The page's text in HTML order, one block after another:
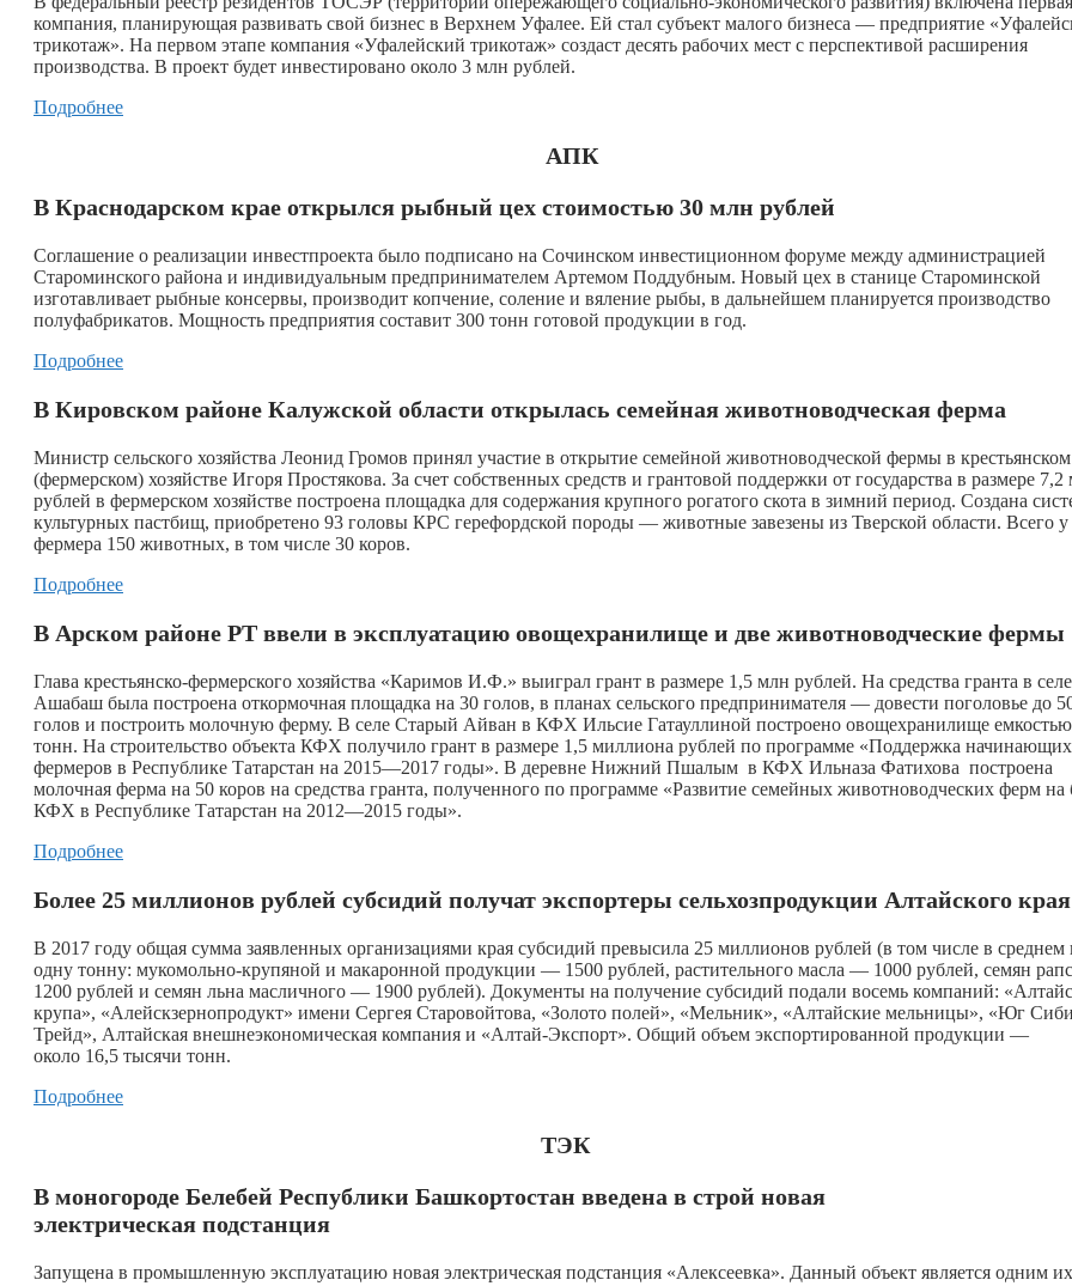
компания, планирующая развивать свой бизнес в Верхнем Уфалее. Ей стал субъект малого бизнеса — предприятие
трикотаж». На первом этапе компания «Уфалейский трикотаж» создаст десять рабочих мест с перспективой расширения
производства. В проект будет инвестировано около 3 млн рублей.
Подробнее
АПК
В Краснодарском крае открылся рыбный цех стоимостью 30 млн рублей
Соглашение о реализации инвестпроекта было подписано на Сочинском инвестиционном форуме между администрацией
Староминского района и индивидуальным предпринимателем Артемом Поддубным. Новый цех в станице Староминской
изготавливает рыбные консервы, производит копчение, соление и вяление рыбы, в дальнейшем планируется производство
полуфабрикатов. Мощность предприятия составит 300 тонн готовой продукции в год.
Подробнее
В Кировском районе Калужской области открылась семейная животноводческая ферма
Министр сельского хозяйства Леонид Громов принял участие в открытие семейной животноводческой фермы в крестьянском
(фермерском) хозяйстве Игоря Простякова. За счет собственных средств и грантовой поддержки от государства в размере 7,2
рублей в фермерском хозяйстве построена площадка для содержания крупного рогатого скота в зимний период. Создана
культурных пастбищ, приобретено 93 головы КРС герефордской породы — животные завезены из Тверской области. Всего у
фермера 150 животных, в том числе 30 коров.
Подробнее
В Арском районе РТ ввели в эксплуатацию овощехранилище и две животноводческие фермы
Глава крестьянско-фермерского хозяйства «Каримов И.Ф.» выиграл грант в размере 1,5 млн рублей. На средства гранта в селе
Ашабаш была построена откормочная площадка на 30 голов, в планах сельского предпринимателя — довести поголовье до
голов и построить молочную ферму. В селе Старый Айван в КФХ Ильсие Гатауллиной построено овощехранилище
тонн. На строительство объекта КФХ получило грант в размере 1,5 миллиона рублей по программе «Поддержка начинающих
фермеров в Республике Татарстан на 2015—2017 годы». В деревне Нижний Пшалым в КФХ Ильназа Фатихова построена
молочная ферма на 50 коров на средства гранта, полученного по программе «Развитие семейных животноводческих ферм на
КФХ в Республике Татарстан на 2012—2015 годы».
Подробнее
Более 25 миллионов рублей субсидий получат экспортеры сельхозпродукции Алтайского края
В 2017 году общая сумма заявленных организациями края субсидий превысила 25 миллионов рублей (в том числе в среднем
одну тонну: мукомольно-крупяной и макаронной продукции — 1500 рублей, растительного масла — 1000 рублей, семян
1200 рублей и семян льна масличного — 1900 рублей). Документы на получение субсидий подали восемь компаний:
крупа», «Алейскзернопродукт» имени Сергея Старовойтова, «Золото полей», «Мельник», «Алтайские мельницы», «Юг
Трейд», Алтайская внешнеэкономическая компания и «Алтай-Экспорт». Общий объем экспортированной продукции —
около 16,5 тысячи тонн.
Подробнее
ТЭК
В моногороде Белебей Республики Башкортостан введена в строй новая
электрическая подстанция
Запущена в промышленную эксплуатацию новая электрическая подстанция «Алексеевка». Данный объект является одним их